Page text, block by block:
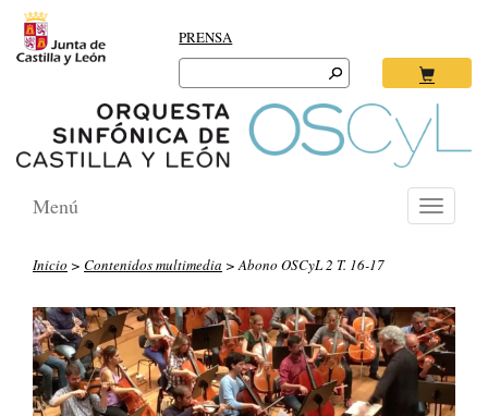
PRENSA
Search
for:
Toggle
Menú
Inicio > Contenidos multimedia > Abono OSCyL 2 T. 16-17